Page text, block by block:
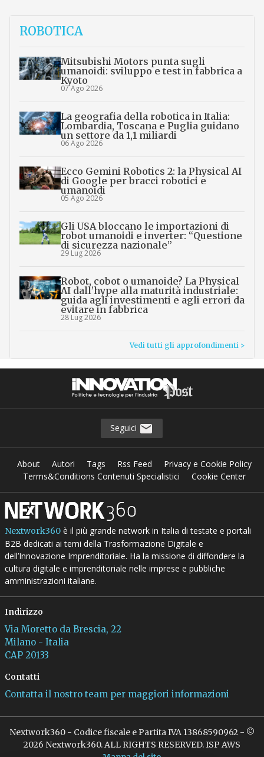
ROBOTICA
Mitsubishi Motors punta sugli
umanoidi: sviluppo e test in fabbrica a
Kyoto
07 Ago 2026
La geografia della robotica in Italia:
Lombardia, Toscana e Puglia guidano
un settore da 1,1 miliardi
06 Ago 2026
Ecco Gemini Robotics 2: la Physical AI
di Google per bracci robotici e
umanoidi
05 Ago 2026
Gli USA bloccano le importazioni di
robot umanoidi e inverter: “Questione
di sicurezza nazionale”
29 Lug 2026
Robot, cobot o umanoide? La Physical
AI dall’hype alla maturità industriale:
guida agli investimenti e agli errori da
evitare in fabbrica
28 Lug 2026
Vedi tutti gli approfondimenti >
Seguici
About Autori Tags Rss Feed
Privacy e Cookie Policy
Terms&Conditions Contenuti Specialistici
Cookie Center
Nextwork360è il più grande network in Italia di testate e portali
B2B dedicati ai temi della Trasformazione Digitale e
dell’Innovazione Imprenditoriale. Ha la missione di diffondere la
cultura digitale e imprenditoriale nelle imprese e pubbliche
amministrazioni italiane.
Indirizzo
Via Moretto da Brescia, 22
Milano - Italia
CAP 20133
Contatti
Contatta il nostro team per maggiori informazioni
Nextwork360 - Codice fiscale e Partita IVA 13868590962 - ©
2026 Nextwork360. ALL RIGHTS RESERVED. ISP AWS